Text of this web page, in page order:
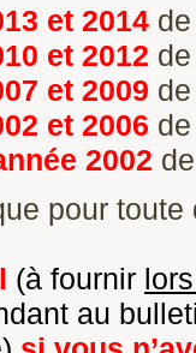
et 2014
et 2012
et 2009
et 2006
2002
pour
(à fournir
au